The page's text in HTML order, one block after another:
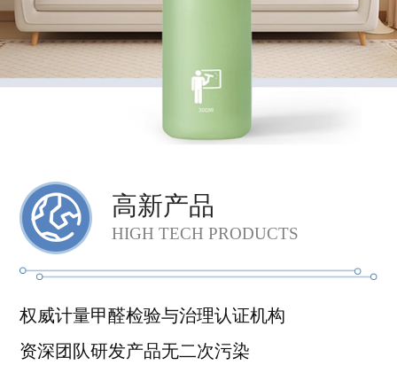
高新产品
HIGH TECH PRODUCTS
权威计量甲醛检验与治理认证机构
资深团队研发产品无二次污染